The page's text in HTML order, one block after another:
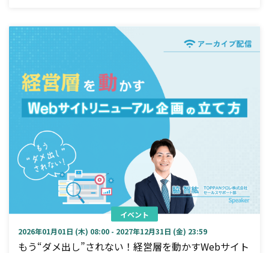
イベント
2026年01月01日 (木) 08:00 - 2027年12月31日 (金) 23:59
もう“ダメ出し”されない！経営層を動かすWebサイト